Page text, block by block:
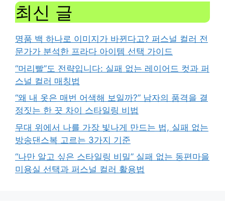
최신 글
명품 백 하나로 이미지가 바뀐다고? 퍼스널 컬러 전
문가가 분석한 프라다 아이템 선택 가이드
“머리빨”도 전략입니다: 실패 없는 레이어드 컷과 퍼
스널 컬러 매칭법
“왜 내 옷은 매번 어색해 보일까?” 남자의 품격을 결
정짓는 한 끗 차이 스타일링 비법
무대 위에서 나를 가장 빛나게 만드는 법, 실패 없는
방송댄스복 고르는 3가지 기준
“나만 알고 싶은 스타일링 비밀” 실패 없는 동편마을
미용실 선택과 퍼스널 컬러 활용법